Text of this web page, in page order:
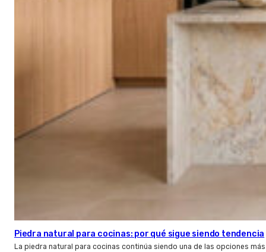
Piedra natural para cocinas: por qué sigue siendo tendencia
La piedra natural para cocinas continúa siendo una de las opciones